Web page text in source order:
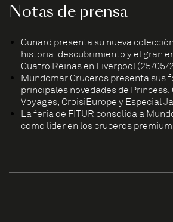
Notas de prensa
Cunard presenta su nueva
historia, descubrimiento y el gran
Cuatro Reinas en Liverpool (25/05/
Mundomar Cruceros presenta sus
principales novedades de Princess,
Voyages, CroisiEurope y Especial
La feria de FITUR consolida a
como líder en los cruceros